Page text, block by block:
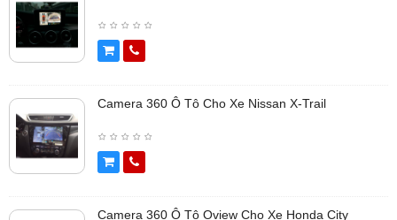
Camera 360 Ô Tô Cho Xe Nissan X-Trail
Camera 360 Ô Tô Oview Cho Xe Honda City